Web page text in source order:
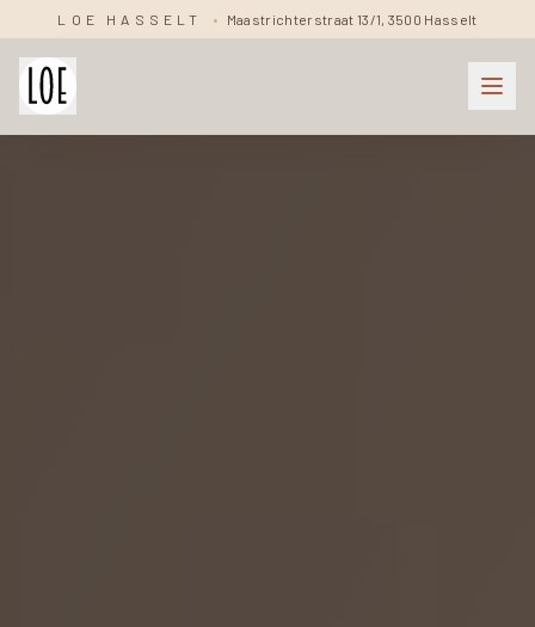
LOE HASSELT • Maastrichterstraat 13/1, 3500 Hasselt